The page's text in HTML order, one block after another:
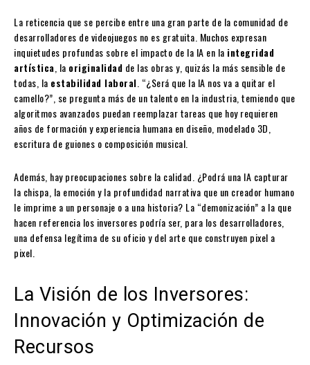
La reticencia que se percibe entre una gran parte de la comunidad de
desarrolladores de videojuegos no es gratuita. Muchos expresan
inquietudes profundas sobre el impacto de la IA en la integridad
artística , la originalidad de las obras y, quizás la más sensible de
todas, la estabilidad laboral . “¿Será que la IA nos va a quitar el
camello?”, se pregunta más de un talento en la industria, temiendo que
algoritmos avanzados puedan reemplazar tareas que hoy requieren
años de formación y experiencia humana en diseño, modelado 3D,
escritura de guiones o composición musical.
Además, hay preocupaciones sobre la calidad. ¿Podrá una IA capturar
la chispa, la emoción y la profundidad narrativa que un creador humano
le imprime a un personaje o a una historia? La “demonización” a la que
hacen referencia los inversores podría ser, para los desarrolladores,
una defensa legítima de su oficio y del arte que construyen pixel a
pixel.
La Visión de los Inversores:
Innovación y Optimización de
Recursos